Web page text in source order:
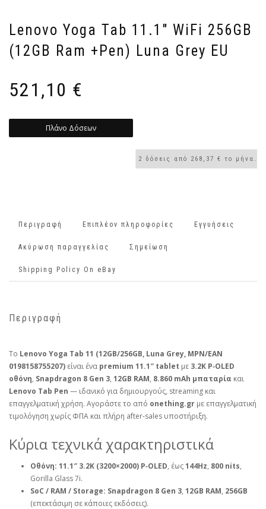
Lenovo Yoga Tab 11.1″ WiFi 256GB
(12GB Ram +Pen) Luna Grey EU
521,10 €
Πλάνο Δόσεων
Περιγραφή Επιπλέον πληροφορίες Εγγυήσεις
Ακύρωση παραγγελίας Σημείωση
Shipping Policy On eBay
Περιγραφή
Το Lenovo Yoga Tab 11 (12GB/256GB, Luna Grey, MPN/EAN
0198158755207) είναι ένα premium 11.1″ tablet με 3.2K P‑OLED
οθόνη, Snapdragon 8 Gen 3, 12GB RAM, 8.860 mAh μπαταρία και
Lenovo Tab Pen — ιδανικό για δημιουργούς, streaming και
επαγγελματική χρήση. Αγοράστε το από onething.gr με επαγγελματική
τιμολόγηση χωρίς ΦΠΑ και πλήρη after‑sales υποστήριξη.
Κύρια τεχνικά χαρακτηριστικά
Οθόνη: 11.1″ 3.2K (3200×2000) P‑OLED, έως144Hz, 800 nits,
Gorilla Glass 7i.
SoC / RAM / Storage: Snapdragon 8 Gen 3, 12GB RAM, 256GB
(επεκτάσιμη σε κάποιες εκδόσεις).